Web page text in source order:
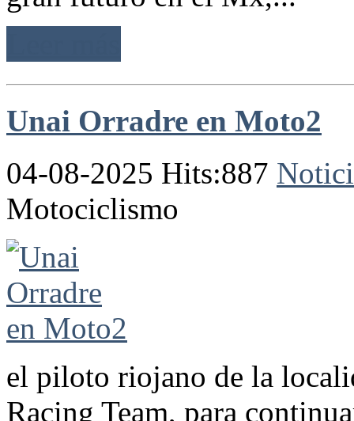
Unai Orradre en Moto2
04-08-2025 Hits:887
Motociclismo
el piloto riojano de la
Racing Team, para